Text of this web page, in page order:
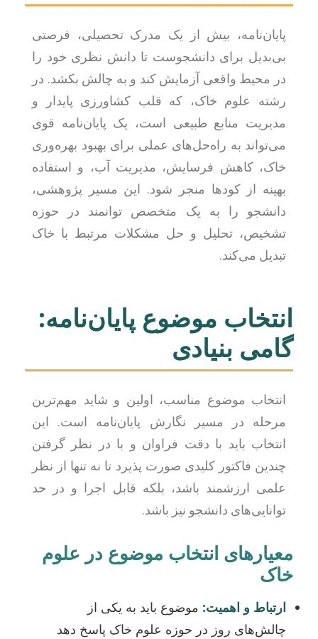
پایان‌نامه، بیش از یک مدرک تحصیلی، فرصتی
بی‌بدیل برای دانشجوست تا دانش نظری خود را
در محیط واقعی آزمایش کند و به چالش بکشد. در
رشته علوم خاک، که قلب کشاورزی پایدار و
مدیریت منابع طبیعی است، یک پایان‌نامه قوی
می‌تواند به راه‌حل‌های عملی برای بهبود بهره‌وری
خاک، کاهش فرسایش، مدیریت آب، و استفاده
بهینه از کودها منجر شود. این مسیر پژوهشی،
دانشجو را به یک متخصص توانمند در حوزه
تشخیص، تحلیل و حل مشکلات مرتبط با خاک
تبدیل می‌کند.
انتخاب موضوع پایان‌نامه:
گامی بنیادی
انتخاب موضوع مناسب، اولین و شاید مهم‌ترین
مرحله در مسیر نگارش پایان‌نامه است. این
انتخاب باید با دقت فراوان و با در نظر گرفتن
چندین فاکتور کلیدی صورت پذیرد تا نه تنها از نظر
علمی ارزشمند باشد، بلکه قابل اجرا و در حد
توانایی‌های دانشجو نیز باشد.
معیارهای انتخاب موضوع در علوم
خاک
ارتباط و اهمیت: موضوع باید به یکی از
چالش‌های روز در حوزه علوم خاک پاسخ دهد